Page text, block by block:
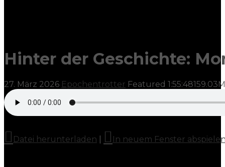
Hinter der Geschichte:
27. März 2026 Epochentrotter Featured 1:55:48159.03M
Datei herunterladen In neuem Fenster